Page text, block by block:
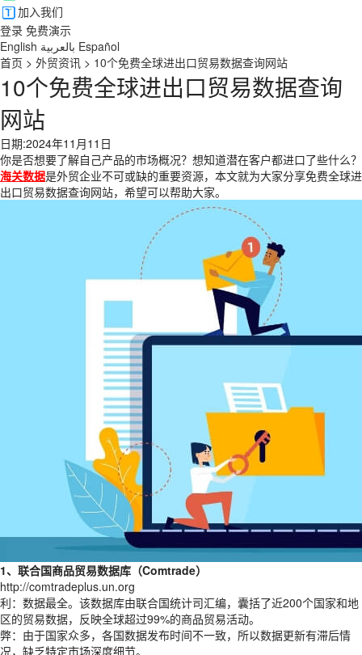
加入我们
登录 免费演示
English بالعربية Español
首页 > 外贸资讯 > 10个免费全球进出口贸易数据查询网站
10个免费全球进出口贸易数据查询
网站
日期:2024年11月11日
你是否想要了解自己产品的市场概况？想知道潜在客户都进口了些什么？
海关数据是外贸企业不可或缺的重要资源，本文就为大家分享免费全球进
出口贸易数据查询网站，希望可以帮助大家。
1、联合国商品贸易数据库（Comtrade）
http://comtradeplus.un.org
利：数据最全。该数据库由联合国统计司汇编，囊括了近200个国家和地
区的贸易数据，反映全球超过99%的商品贸易活动。
弊：由于国家众多，各国数据发布时间不一致，所以数据更新有滞后情
况，缺乏特定市场深度细节。